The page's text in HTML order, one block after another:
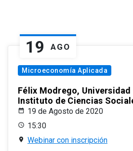
19 AGO
Microeconomía Aplicada
Félix Modrego, Universidad
Instituto de Ciencias
19 de Agosto de 2020
15:30
Webinar con inscripción